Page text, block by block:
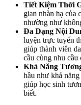
Tiết Kiệm Thời
gian nhàn hạ của
nhường như
Đa Dạng Nội
luyện trực tuyến
giúp thành viên
cầu cùng nhu cầu
Khả Năng
hầu như khả
giúp học sinh
biết.